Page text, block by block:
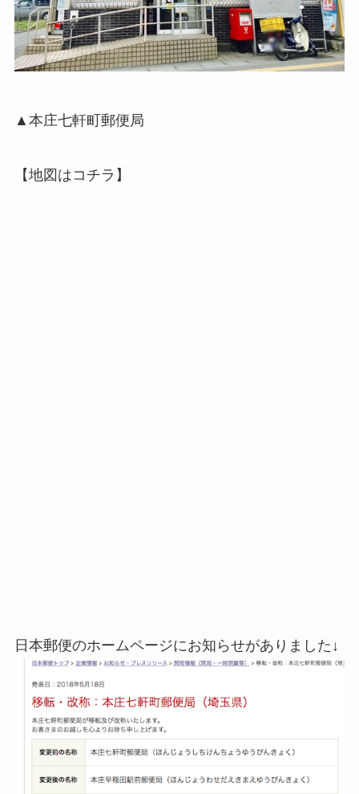
▲本庄七軒町郵便局
【地図はコチラ】
日本郵便のホームページにお知らせがありました↓